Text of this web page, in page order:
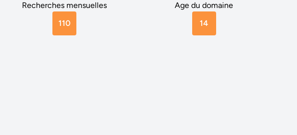
Recherches mensuelles
110
Age du domaine
14